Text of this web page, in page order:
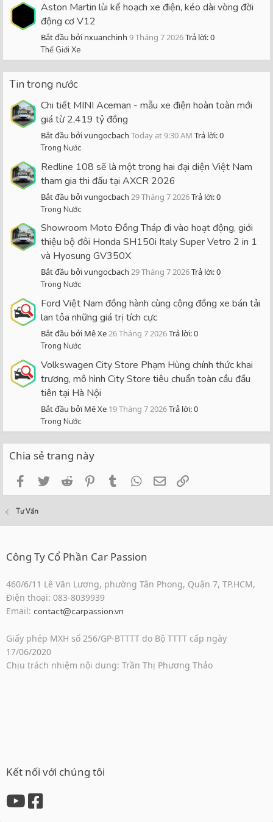
Aston Martin lùi kế hoạch xe điện, kéo dài vòng đời
động cơ V12
Bắt đầu bởi nxuanchinh 9 Tháng 7 2026Trả lời: 0
Thế Giới Xe
Tin trong nước
Chi tiết MINI Aceman - mẫu xe điện hoàn toàn mới
giá từ 2,419 tỷ đồng
Bắt đầu bởi vungocbach Today at 9:30 AM Trả lời: 0
Trong Nước
Redline 108 sẽ là một trong hai đại diện Việt Nam
tham gia thi đấu tại AXCR 2026
Bắt đầu bởi vungocbach 29 Tháng 7 2026Trả lời: 0
Trong Nước
Showroom Moto Đồng Tháp đi vào hoạt động, giới
thiệu bộ đôi Honda SH150i Italy Super Vetro 2 in 1
và Hyosung GV350X
Bắt đầu bởi vungocbach 29 Tháng 7 2026Trả lời: 0
Trong Nước
Ford Việt Nam đồng hành cùng cộng đồng xe bán tải
lan tỏa những giá trị tích cực
Bắt đầu bởi Mê Xe26 Tháng 7 2026Trả lời: 0
Trong Nước
Volkswagen City Store Phạm Hùng chính thức khai
trương, mô hình City Store tiêu chuẩn toàn cầu đầu
tiên tại Hà Nội
Bắt đầu bởi Mê Xe 19 Tháng 7 2026Trả lời: 0
Trong Nước
Chia sẻ trang này
FacebookTwitterReddit PinterestTumblrWhatsApp
Email
Tư Vấn
Công Ty Cổ Phần Car Passion
460/6/11 Lê Văn Lương, phường Tân Phong, Quận 7, TP.HCM,
Điện thoại: 083-8039939
Email: contact@carpassion.vn
Giấy phép MXH số 256/GP-BTTTT do Bộ TTTT cấp ngày
17/06/2020
Chịu trách nhiệm nội dung: Trần Thị Phương Thảo
Kết nối với chúng tôi